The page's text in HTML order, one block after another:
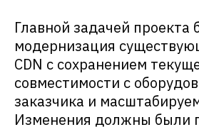
Главной задачей проекта
модернизация
CDN с сохранением
совместимости с
заказчика и
Изменения должны были